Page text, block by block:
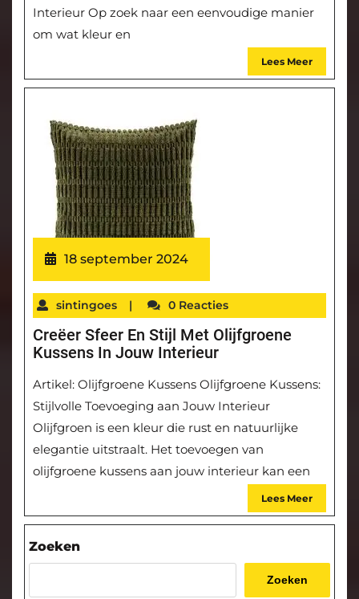
Interieur Op zoek naar een eenvoudige manier
om wat kleur en
Lees Meer
18 september 2024
sintingoes | 0 Reacties
Creëer Sfeer En Stijl Met Olijfgroene
Kussens In Jouw Interieur
Artikel: Olijfgroene Kussens Olijfgroene Kussens:
Stijlvolle Toevoeging aan Jouw Interieur
Olijfgroen is een kleur die rust en natuurlijke
elegantie uitstraalt. Het toevoegen van
olijfgroene kussens aan jouw interieur kan een
Lees Meer
Zoeken
Zoeken